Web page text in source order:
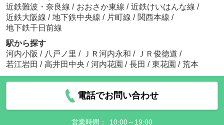
近鉄難波・奈良線 / おおさか東線 / 近鉄けいはんな線 /
近鉄大阪線 / 地下鉄中央線 / 片町線 / 関西本線 /
地下鉄千日前線
駅から探す
河内小阪 / 八戸ノ里 / ＪＲ河内永和 / ＪＲ俊徳道 /
若江岩田 / 高井田中央 / 河内花園 / 長田 / 東花園 / 荒本
電話でお問い合わせ
営業時間： 10:00～19:00